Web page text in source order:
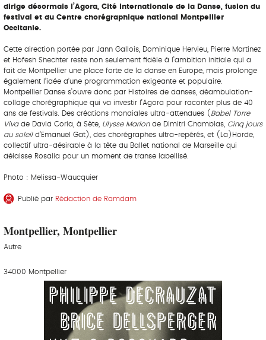
dirige désormais l’Agora, Cité Internationale de la Danse, fusion du
festival et du Centre chorégraphique national Montpellier
Occitanie.
Cette direction portée par Jann Gallois, Dominique Hervieu, Pierre Martinez
et Hofesh Shechter reste non seulement fidèle à l’ambition initiale qui a
fait de Montpellier une place forte de la danse en Europe, mais prolonge
également l’idée d’une programmation exigeante et populaire.
Montpellier Danse s’ouvre donc par Histoires de danses, déambulation-
collage chorégraphique qui va investir l’Agora pour raconter plus de 40
ans de festivals. Des créations mondiales ultra-attendues ( Babel Torre
Vivade David Coria, à Sète, Ulysse Marionde Dimitri Chamblas, Cinq jours
au soleild’Emanuel Gat), des chorégraphes ultra-repérés, et (La)Horde,
collectif ultra-désirable à la tête du Ballet national de Marseille qui
délaisse Rosalia pour un moment de transe labellisé.
Photo : Melissa-Waucquier
Publié par Rédaction de Ramdam
Montpellier, Montpellier
Autre
34000 Montpellier